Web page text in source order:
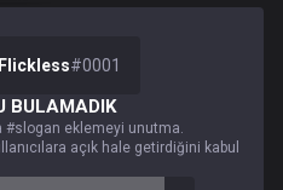
#0001
BULAMADIK
#slogan eklemeyi unutma.
açık hale getirdiğini kabul